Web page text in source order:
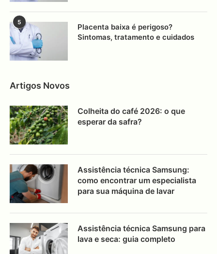
5
Placenta baixa é perigoso?
Sintomas, tratamento e cuidados
Artigos Novos
Colheita do café 2026: o que
esperar da safra?
Assistência técnica Samsung:
como encontrar um especialista
para sua máquina de lavar
Assistência técnica Samsung para
lava e seca: guia completo